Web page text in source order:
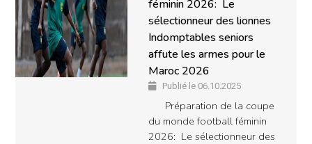
féminin 2026: Le
sélectionneur des lionnes
Indomptables seniors
affute les armes pour le
Maroc 2026
Publié le 06.10.2025
Préparation de la coupe
du monde football féminin
2026: Le sélectionneur des